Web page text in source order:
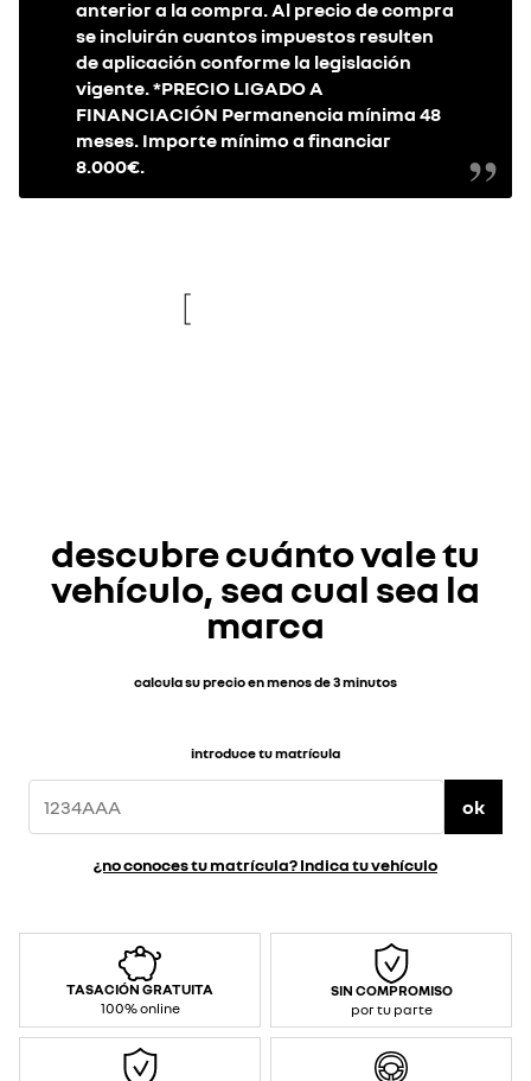
anterior a la compra. Al precio de compra
se incluirán cuantos impuestos resulten
de aplicación conforme la legislación
vigente. *PRECIO LIGADO A
FINANCIACIÓN Permanencia mínima 48
meses. Importe mínimo a financiar
8.000€.
re
descubre cuánto vale tu
vehículo, sea cual sea la
marca
calcula su precio en menos de 3 minutos
introduce tu matrícula
ok
¿no conoces tu matrícula? Indica tu vehículo
TASACIÓN GRATUITA
100% online
SIN COMPROMISO
por tu parte